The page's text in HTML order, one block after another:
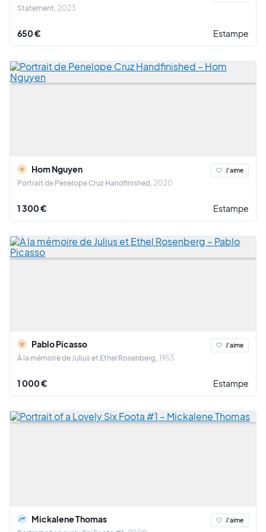
Statement 2023
650 € Estampe
Hom Nguyen
Portrait de Penelope Cruz Handfinished 2020
J'aime
1 300 € Estampe
Pablo Picasso
À la mémoire de Julius et Ethel Rosenberg 1953
J'aime
1 000 € Estampe
Mickalene Thomas J'aime